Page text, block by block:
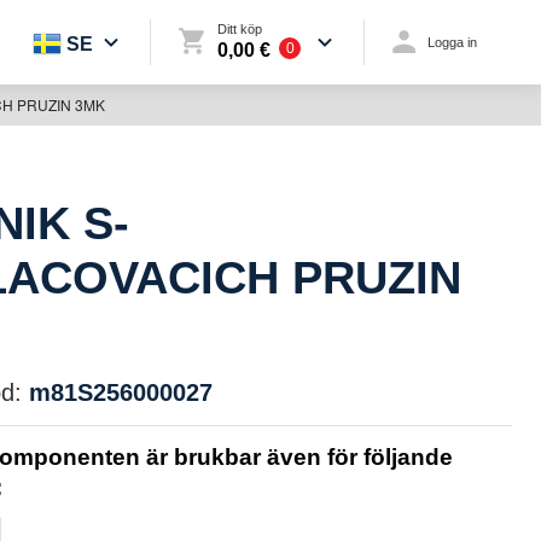
SE
Ditt köp
0,00 € 0 Logga in
PRUZIN 3MK
S-
PRUZIN
m81S256000027
är brukbar även för följande